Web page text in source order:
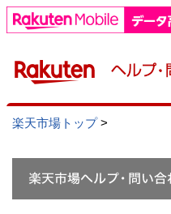
楽天市場トップ>